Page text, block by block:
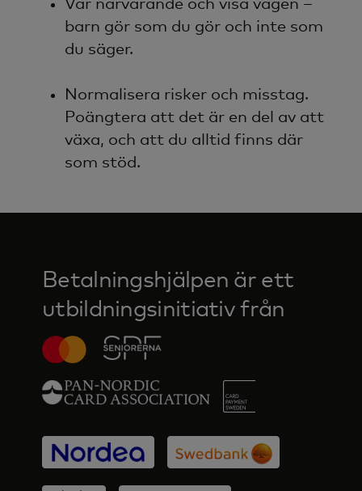
Var närvarande och visa vägen –
barn gör som du gör och inte som
du säger.
Normalisera risker och misstag.
Poängtera att det är en del av att
växa, och att du alltid finns där
som stöd.
Betalningshjälpen är ett
utbildningsinitiativ från